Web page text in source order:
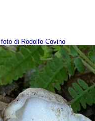
di Rodolfo Covino